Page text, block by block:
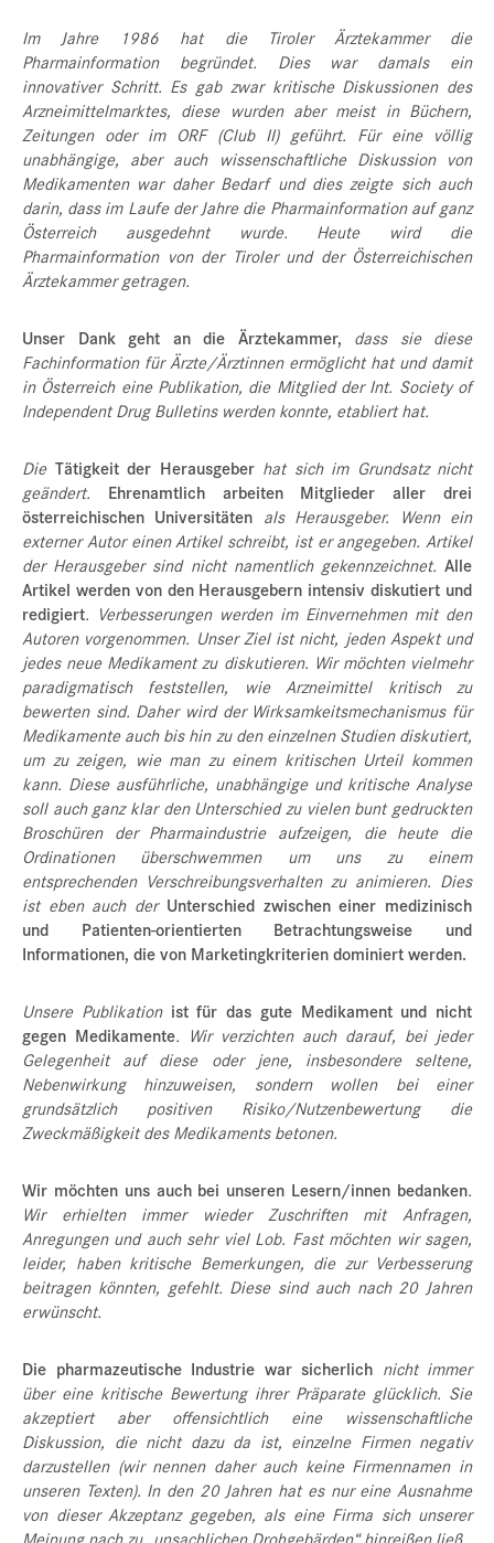
Im Jahre 1986 hat die Tiroler Ärztekammer die
Pharmainformation begründet. Dies war damals ein
innovativer Schritt. Es gab zwar kritische Diskussionen des
Arzneimittelmarktes, diese wurden aber meist in Büchern,
Zeitungen oder im ORF (Club II) geführt. Für eine völlig
unabhängige, aber auch wissenschaftliche Diskussion von
Medikamenten war daher Bedarf und dies zeigte sich auch
darin, dass im Laufe der Jahre die Pharmainformation auf ganz
Österreich ausgedehnt wurde. Heute wird die
Pharmainformation von der Tiroler und der Österreichischen
Ärztekammer getragen.
Unser Dank geht an die Ärztekammer, dass sie diese
Fachinformation für Ärzte/Ärztinnen ermöglicht hat und damit
in Österreich eine Publikation, die Mitglied der Int. Society of
Independent Drug Bulletins werden konnte, etabliert hat.
Die Tätigkeit der Herausgeberhat sich im Grundsatz nicht
geändert. Ehrenamtlich arbeiten Mitglieder aller drei
österreichischen Universitäten als Herausgeber. Wenn ein
externer Autor einen Artikel schreibt, ist er angegeben. Artikel
der Herausgeber sind nicht namentlich gekennzeichnet. Alle
Artikel werden von den Herausgebern intensiv diskutiert und
redigiert. Verbesserungen werden im Einvernehmen mit den
Autoren vorgenommen. Unser Ziel ist nicht, jeden Aspekt und
jedes neue Medikament zu diskutieren. Wir möchten vielmehr
paradigmatisch feststellen, wie Arzneimittel kritisch zu
bewerten sind. Daher wird der Wirksamkeitsmechanismus für
Medikamente auch bis hin zu den einzelnen Studien diskutiert,
um zu zeigen, wie man zu einem kritischen Urteil kommen
kann. Diese ausführliche, unabhängige und kritische Analyse
soll auch ganz klar den Unterschied zu vielen bunt gedruckten
Broschüren der Pharmaindustrie aufzeigen, die heute die
Ordinationen überschwemmen um uns zu einem
entsprechenden Verschreibungsverhalten zu animieren. Dies
ist eben auch der Unterschied zwischen einer medizinisch
und Patienten-orientierten Betrachtungsweise und
Informationen, die von Marketingkriterien dominiert werden.
Unsere Publikation ist für das gute Medikament und nicht
gegen Medikamente. Wir verzichten auch darauf, bei jeder
Gelegenheit auf diese oder jene, insbesondere seltene,
Nebenwirkung hinzuweisen, sondern wollen bei einer
grundsätzlich positiven Risiko/Nutzenbewertung die
Zweckmäßigkeit des Medikaments betonen.
Wir möchten uns auch bei unseren Lesern/innen bedanken.
Wir erhielten immer wieder Zuschriften mit Anfragen,
Anregungen und auch sehr viel Lob. Fast möchten wir sagen,
leider, haben kritische Bemerkungen, die zur Verbesserung
beitragen könnten, gefehlt. Diese sind auch nach 20 Jahren
erwünscht.
Die pharmazeutische Industrie war sicherlich nicht immer
über eine kritische Bewertung ihrer Präparate glücklich. Sie
akzeptiert aber offensichtlich eine wissenschaftliche
Diskussion, die nicht dazu da ist, einzelne Firmen negativ
darzustellen (wir nennen daher auch keine Firmennamen in
unseren Texten). In den 20 Jahren hat es nur eine Ausnahme
von dieser Akzeptanz gegeben, als eine Firma sich unserer